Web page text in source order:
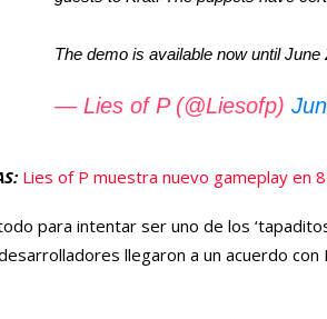
The demo is available now until June
— Lies of P (@Liesofp)
Lies of P muestra nuevo gameplay en
para intentar ser uno de los
llegaron a un acuerdo